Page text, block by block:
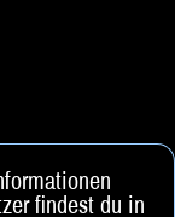
findest du in